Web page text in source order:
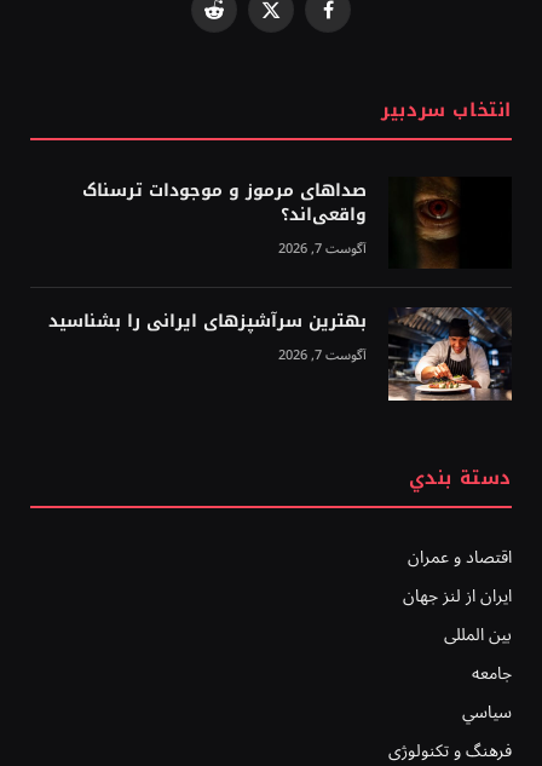
Facebook
X
Reddit
انتخاب سردبیر
صداهای مرموز و موجودات ترسناک
واقعی‌اند؟
آگوست 7, 2026
بهترین سرآشپزهای ایرانی را بشناسید
آگوست 7, 2026
دستة بندي
اقتصاد و عمران
ایران از لنز جهان
بين المللى
جامعه
سياسي
فرهنگ و تکنولوژی